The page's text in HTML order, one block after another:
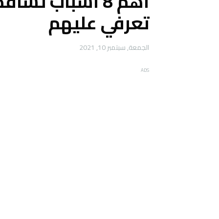
تعرفي عليهم
الجمعة, سبتمبر 10, 2021
ADS